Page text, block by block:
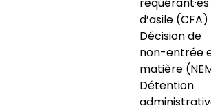
d’asile (CFA)
Décision de
non-entrée
matière
Détention